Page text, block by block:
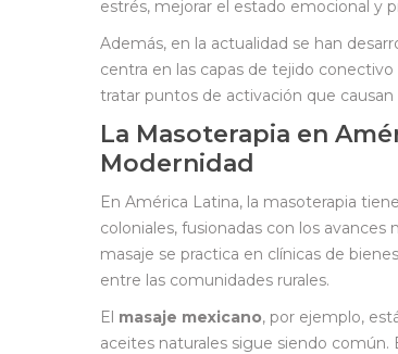
estrés, mejorar el estado emocional y
Además, en la actualidad se han
centra en las capas de tejido conectivo
tratar puntos de activación que causan
La Masoterapia en
Modernidad
En América Latina, la masoterapia
coloniales, fusionadas con los
masaje se practica en clínicas de
entre las comunidades rurales.
El masaje mexicano, por ejemplo,
aceites naturales sigue siendo común.